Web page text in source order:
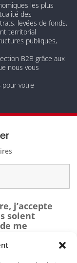
les plus
des
levées de fonds,
territorial
publiques,
B2B grâce aux
nous vous
pour votre
j’accepte
soient
me